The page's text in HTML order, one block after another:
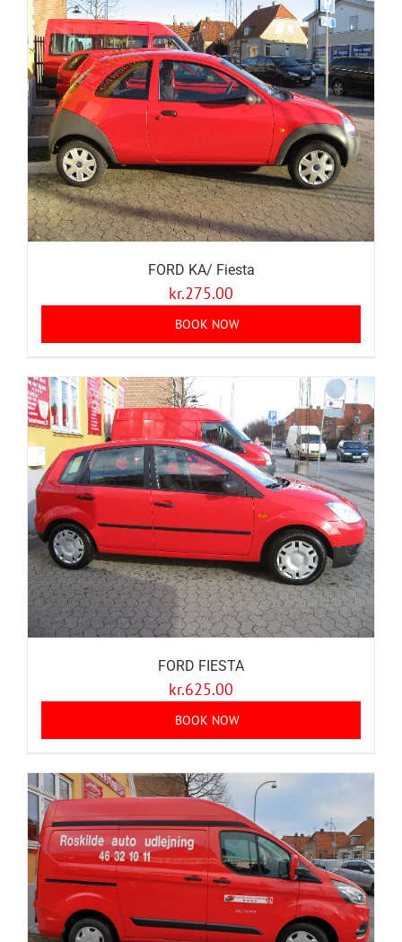
FORD KA/ Fiesta
kr.275.00
BOOK NOW
FORD FIESTA
kr.625.00
BOOK NOW